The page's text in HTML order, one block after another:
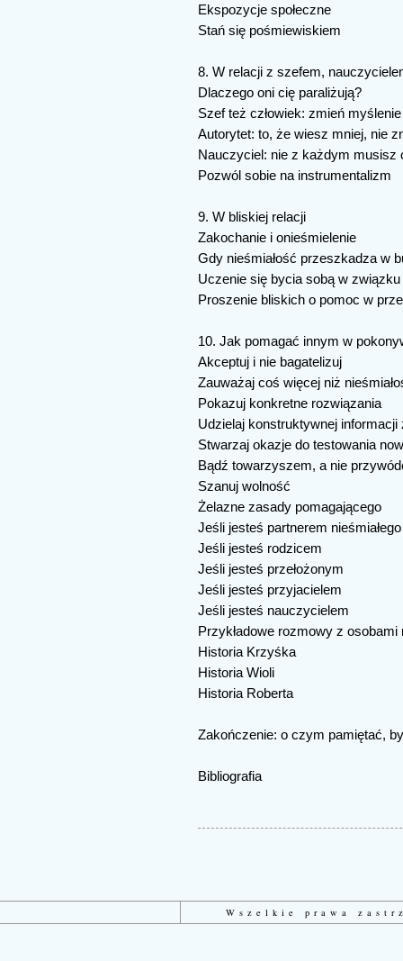
Ekspozycje społeczne
Stań się pośmiewiskiem
8. W relacji z szefem,
Dlaczego oni cię paraliżują?
Szef też człowiek: zmień
Autorytet: to, że wiesz mniej, nie
Nauczyciel: nie z każdym musisz
Pozwól sobie na instrumentalizm
9. W bliskiej relacji
Zakochanie i onieśmielenie
Gdy nieśmiałość przeszkadza w
Uczenie się bycia sobą w związku
Proszenie bliskich o pomoc w
10. Jak pomagać innym w
Akceptuj i nie bagatelizuj
Zauważaj coś więcej niż
Pokazuj konkretne rozwiązania
Udzielaj konstruktywnej informacji
Stwarzaj okazje do testowania
Bądź towarzyszem, a nie
Szanuj wolność
Żelazne zasady pomagającego
Jeśli jesteś partnerem nieśmiałego
Jeśli jesteś rodzicem
Jeśli jesteś przełożonym
Jeśli jesteś przyjacielem
Jeśli jesteś nauczycielem
Przykładowe rozmowy z osobami
Historia Krzyśka
Historia Wioli
Historia Roberta
Zakończenie: o czym pamiętać,
Bibliografia
Wszelkie prawa